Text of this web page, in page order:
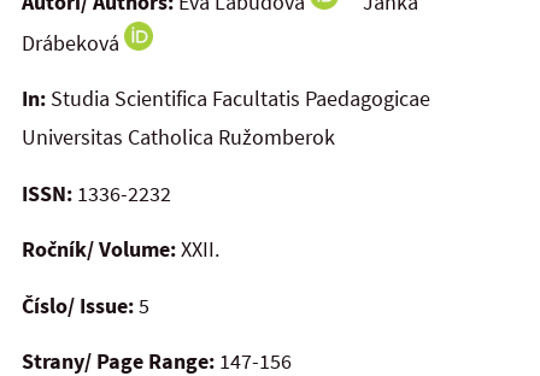
Drábeková
In: Studia Scientifica Facultatis Paedagogicae
Universitas Catholica Ružomberok
ISSN: 1336-2232
Ročník/ Volume:XXII.
Číslo/ Issue:5
Strany/ Page Range: 147-156